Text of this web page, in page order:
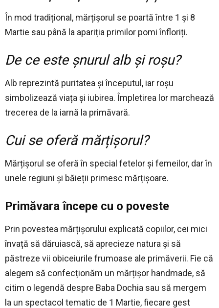
În mod tradițional, mărțișorul se poartă între 1 și 8
Martie sau până la apariția primilor pomi înfloriți.
De ce este șnurul alb și roșu?
Alb reprezintă puritatea și începutul, iar roșu
simbolizează viața și iubirea. Împletirea lor marchează
trecerea de la iarnă la primăvară.
Cui se oferă mărțișorul?
Mărțișorul se oferă în special fetelor și femeilor, dar în
unele regiuni și băieții primesc mărțișoare.
Primăvara începe cu o poveste
Prin povestea mărțișorului explicată copiilor, cei mici
învață să dăruiască, să aprecieze natura și să
păstreze vii obiceiurile frumoase ale primăverii. Fie că
alegem să confecționăm un mărțișor handmade, să
citim o legendă despre Baba Dochia sau să mergem
la un spectacol tematic de 1 Martie, fiecare gest